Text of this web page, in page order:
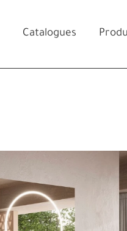
Catalogues